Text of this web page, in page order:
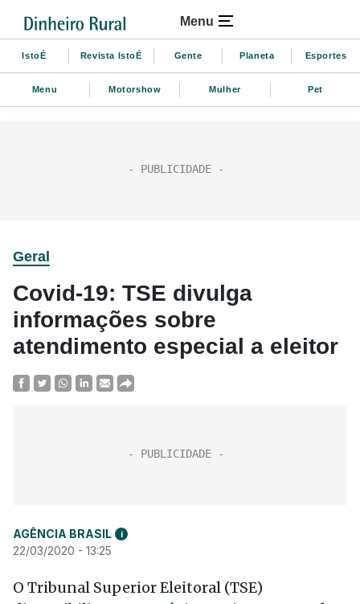
Menu
IstoÉ Revista IstoÉ Gente Planeta Esportes
Menu Motorshow Mulher Pet
Geral
Covid-19: TSE divulga
informações sobre
atendimento especial a eleitor
AGÊNCIA BRASIL i
22/03/2020 - 13:25
O Tribunal Superior Eleitoral (TSE)